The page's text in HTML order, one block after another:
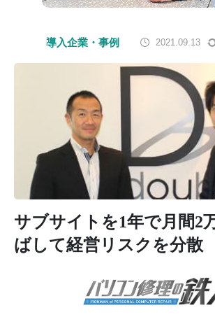
導入企業・事例 2021.09.13
サブサイトを1年で月間2
ばして経営リスクを分散